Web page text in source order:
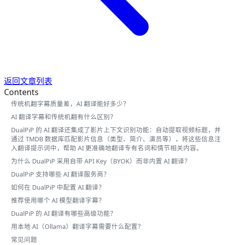
返回文章列表
Contents
传统机翻字幕质量差，AI 翻译能好多少？
AI 翻译字幕和传统机翻有什么区别？
DualPiP 的 AI 翻译还集成了影片上下文识别功能：自动提取视频标题，并
通过 TMDB 数据库匹配影片信息（类型、简介、演员等），将这些信息注
入翻译提示词中，帮助 AI 更准确地翻译专有名词和情节相关内容。
为什么 DualPiP 采用自带 API Key（BYOK）而非内置 AI 翻译？
DualPiP 支持哪些 AI 翻译服务商？
如何在 DualPiP 中配置 AI 翻译？
推荐使用哪个 AI 模型翻译字幕？
DualPiP 的 AI 翻译有哪些高级功能？
用本地 AI（Ollama）翻译字幕需要什么配置？
常见问题